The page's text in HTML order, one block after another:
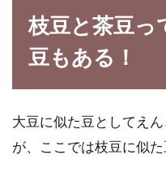
枝豆と茶豆っ
豆もある！
大豆に似た豆としてえ
が、ここでは枝豆に似た